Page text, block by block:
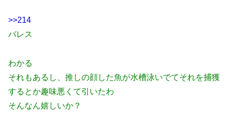
>>214
バレス
わかる
それもあるし、推しの顔した魚が水槽泳いでてそれを捕獲
するとか趣味悪くて引いたわ
そんなん嬉しいか？